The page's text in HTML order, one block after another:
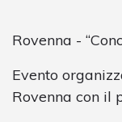
Rovenna -
Evento
Rovenna con il